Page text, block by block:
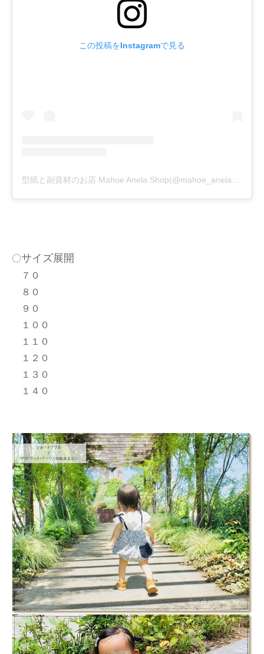
この投稿をInstagramで見る
型紙と副資材のお店 Mahoe Anela Shop(@mahoe_anela)がシェアした投稿
〇サイズ展開
７０
８０
９０
１００
１１０
１２０
１３０
１４０